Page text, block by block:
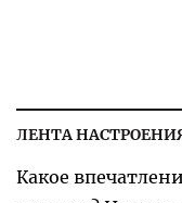
ЛЕНТА
Какое